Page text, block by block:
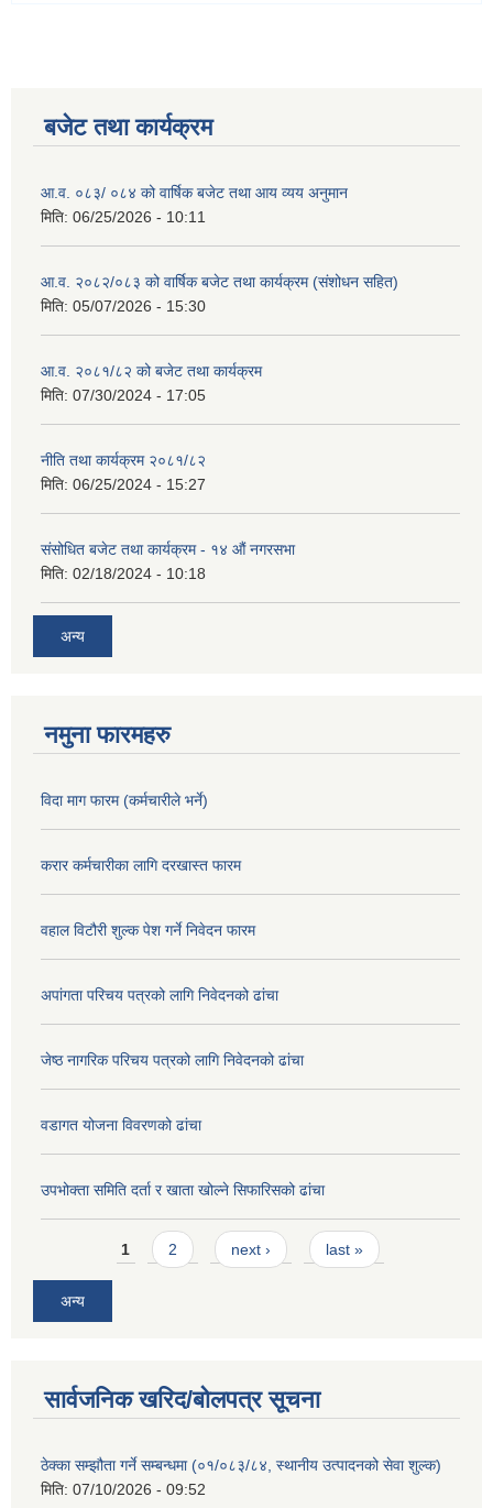
बजेट तथा कार्यक्रम
आ.व. ०८३/ ०८४ को वार्षिक बजेट तथा आय व्यय अनुमान
मिति: 06/25/2026 - 10:11
आ.व. २०८२/०८३ को वार्षिक बजेट तथा कार्यक्रम (संशोधन सहित)
मिति: 05/07/2026 - 15:30
आ.व. २०८१/८२ को बजेट तथा कार्यक्रम
मिति: 07/30/2024 - 17:05
नीति तथा कार्यक्रम २०८१/८२
मिति: 06/25/2024 - 15:27
संसोधित बजेट तथा कार्यक्रम - १४ औं नगरसभा
मिति: 02/18/2024 - 10:18
अन्य
नमुना फारमहरु
विदा माग फारम (कर्मचारीले भर्ने)
करार कर्मचारीका लागि दरखास्त फारम
वहाल विटौरी शुल्क पेश गर्ने निवेदन फारम
अपांगता परिचय पत्रको लागि निवेदनको ढांचा
जेष्ठ नागरिक परिचय पत्रको लागि निवेदनको ढांचा
वडागत योजना विवरणको ढांचा
उपभोक्ता समिति दर्ता र खाता खोल्ने सिफारिसको ढांचा
Pages1 2 next › last »
अन्य
सार्वजनिक खरिद/बोलपत्र सूचना
ठेक्का सम्झौता गर्ने सम्बन्धमा (०१/०८३/८४, स्थानीय उत्पादनको सेवा शुल्क)
मिति: 07/10/2026 - 09:52